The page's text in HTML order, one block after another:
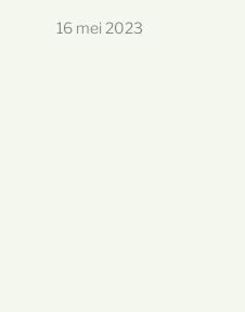
16 mei 2023